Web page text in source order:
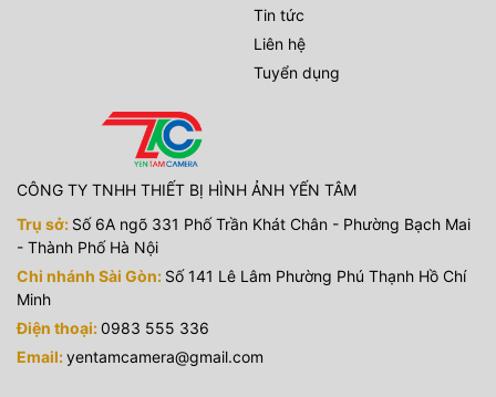
Tin tức
Liên hệ
Tuyển dụng
CÔNG TY TNHH THIẾT BỊ HÌNH ẢNH YẾN TÂM
Trụ sở: Số 6A ngõ 331 Phố Trần Khát Chân - Phường Bạch Mai
- Thành Phố Hà Nội
Chi nhánh Sài Gòn: Số 141 Lê Lâm Phường Phú Thạnh Hồ Chí
Minh
Điện thoại:0983 555 336
Email:yentamcamera@gmail.com